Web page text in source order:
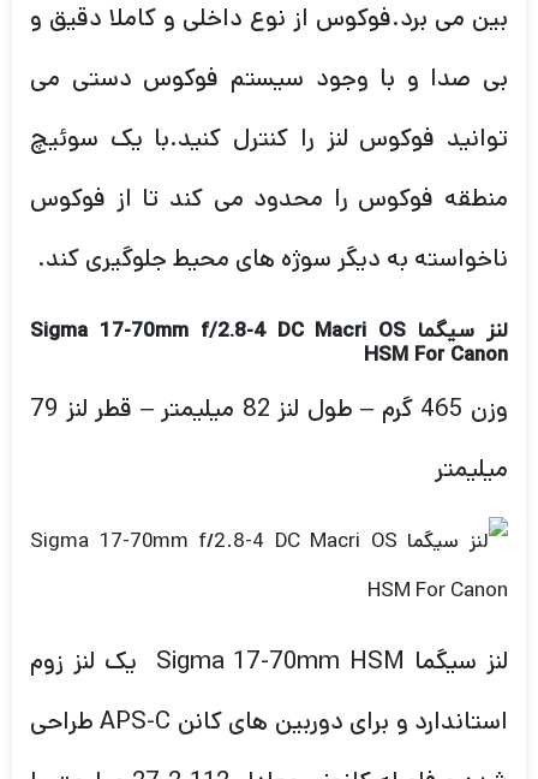
بین می برد.فوکوس از نوع داخلی و کاملا دقیق و
بی صدا و با وجود سیستم فوکوس دستی می
توانید فوکوس لنز را کنترل کنید.با یک سوئیچ
منطقه فوکوس را محدود می کند تا از فوکوس
ناخواسته به دیگر سوژه های محیط جلوگیری کند.
لنز سیگما Sigma 17-70mm f/2.8-4 DC Macri OS
HSM For Canon
وزن 465 گرم – طول لنز 82 میلیمتر – قطر لنز 79
میلیمتر
لنز سیگما Sigma 17-70mm HSM یک لنز زوم
استاندارد و برای دوربین های کانن APS-C طراحی